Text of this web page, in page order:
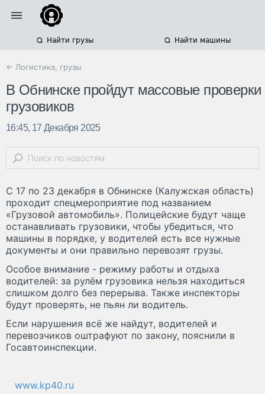
Найти грузы Найти машины
← Логистика, грузы
В Обнинске пройдут массовые проверки
грузовиков
16:45, 17 Декабря 2025
С 17 по 23 декабря в Обнинске (Калужская область)
проходит спецмероприятие под названием
«Грузовой автомобиль». Полицейские будут чаще
останавливать грузовики, чтобы убедиться, что
машины в порядке, у водителей есть все нужные
документы и они правильно перевозят грузы.
Особое внимание - режиму работы и отдыха
водителей: за рулём грузовика нельзя находиться
слишком долго без перерыва. Также инспекторы
будут проверять, не пьян ли водитель.
Если нарушения всё же найдут, водителей и
перевозчиков оштрафуют по закону, пояснили в
Госавтоинспекции.
www.kp40.ru